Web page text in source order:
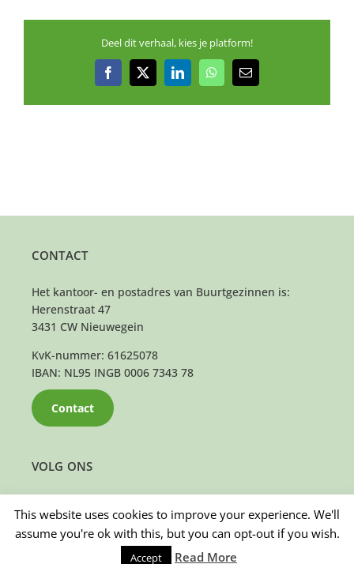
Deel dit verhaal, kies je platform!
Facebook
X LinkedInWhatsApp
E-
VOLG ONS
CONTACT
Het kantoor- en postadres van Buurtgezinnen is:
Herenstraat 47
3431 CW Nieuwegein
KvK-nummer: 61625078
IBAN: NL95 INGB 0006 7343 78
Contact
This website uses cookies to improve your experience. We'll
assume you're ok with this, but you can opt-out if you wish.
Accept Read More